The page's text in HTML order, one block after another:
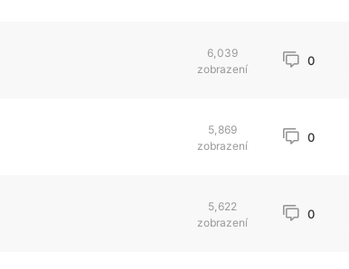
6,039
zobrazení
0
5,869
zobrazení
0
5,622
zobrazení
0